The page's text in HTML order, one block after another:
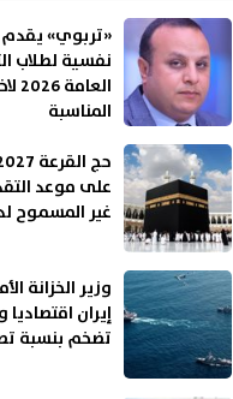
«تربوي» يقدم
نفسية لطلاب
المناسبة
على موعد
غير المسموح
وزير الخزانة
إيران
تضخم بنسبة تصل